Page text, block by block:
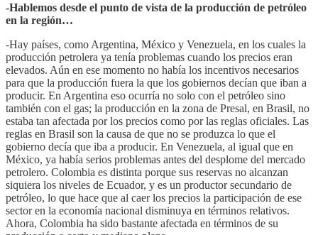
-Hablemos desde el punto de vista de la producción de petróleo
en la región…
-Hay países, como Argentina, México y Venezuela, en los cuales la
producción petrolera ya tenía problemas cuando los precios eran
elevados. Aún en ese momento no había los incentivos necesarios
para que la producción fuera la que los gobiernos decían que iban a
producir. En Argentina eso ocurría no solo con el petróleo sino
también con el gas; la producción en la zona de Presal, en Brasil, no
estaba tan afectada por los precios como por las reglas oficiales. Las
reglas en Brasil son la causa de que no se produzca lo que el
gobierno decía que iba a producir. En Venezuela, al igual que en
México, ya había serios problemas antes del desplome del mercado
petrolero. Colombia es distinta porque sus reservas no alcanzan
siquiera los niveles de Ecuador, y es un productor secundario de
petróleo, lo que hace que al caer los precios la participación de ese
sector en la economía nacional disminuya en términos relativos.
Ahora, Colombia ha sido bastante afectada en términos de su